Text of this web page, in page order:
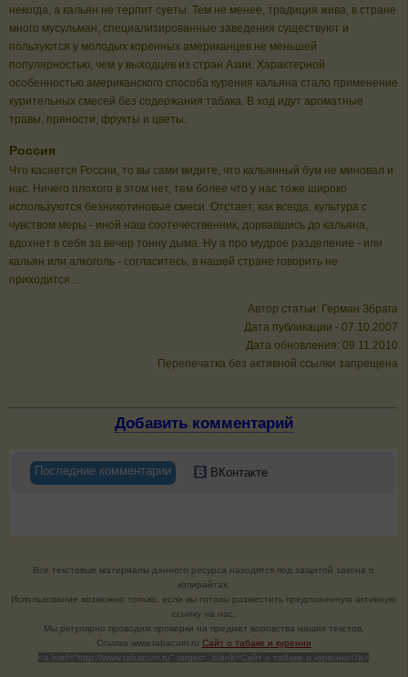
некогда, а кальян не терпит суеты. Тем не менее, традиция жива, в стране
много мусульман, специализированные заведения существуют и
пользуются у молодых коренных американцев не меньшей
популярностью, чем у выходцев из стран Азии. Характерной
особенностью американского способа курения кальяна стало применение
курительных смесей без содержания табака. В ход идут ароматные
травы, пряности, фрукты и цветы.
Россия
Что касается России, то вы сами видите, что кальянный бум не миновал и
нас. Ничего плохого в этом нет, тем более что у нас тоже широко
используются безникотиновые смеси. Отстает, как всегда, культура с
чувством меры - иной наш соотечественник, дорвавшись до кальяна,
вдохнет в себя за вечер тонну дыма. Ну а про мудрое разделение - или
кальян или алкоголь - согласитесь, в нашей стране говорить не
приходится…
Автор статьи: Герман Збрага
Дата публикации - 07.10.2007
Дата обновления: 09.11.2010
Перепечатка без активной ссылки запрещена
Добавить комментарий
Последние комментарии ВКонтакте
Все текстовые материалы данного ресурса находятся под защитой закона о
копирайтах.
Использование возможно только, если вы готовы разместить предложенную активную
ссылку на нас.
Мы регулярно проводим проверки на предмет воровства наших текстов.
Cсылка www.tabacum.ru Сайт о табаке и курении
<a href="http://www.tabacum.ru" target=_blank>Сайт о табаке и курении</a>